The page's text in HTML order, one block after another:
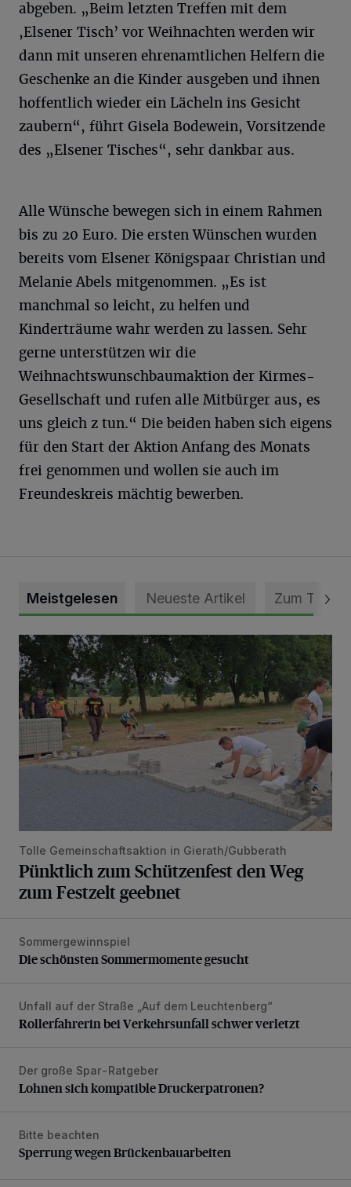
abgeben. „Beim letzten Treffen mit dem
,Elsener Tisch’ vor Weihnachten werden wir
dann mit unseren ehrenamtlichen Helfern die
Geschenke an die Kinder ausgeben und ihnen
hoffentlich wieder ein Lächeln ins Gesicht
zaubern“, führt Gisela Bodewein, Vorsitzende
des „Elsener Tisches“, sehr dankbar aus.
Alle Wünsche bewegen sich in einem Rahmen
bis zu 20 Euro. Die ersten Wünschen wurden
bereits vom Elsener Königspaar Christian und
Melanie Abels mitgenommen. „Es ist
manchmal so leicht, zu helfen und
Kinderträume wahr werden zu lassen. Sehr
gerne unterstützen wir die
Weihnachtswunschbaumaktion der Kirmes-
Gesellschaft und rufen alle Mitbürger aus, es
uns gleich z tun.“ Die beiden haben sich eigens
für den Start der Aktion Anfang des Monats
frei genommen und wollen sie auch im
Freundeskreis mächtig bewerben.
Meistgelesen Neueste Artikel Zum Thema
Pünktlich zum Schützenfest den Weg zum Festzelt
Tolle Gemeinschaftsaktion in Gierath/Gubberath
Pünktlich zum Schützenfest den Weg
zum Festzelt geebnet
Die schönsten Sommermomente gesucht
Sommergewinnspiel
Die schönsten Sommermomente gesucht
Rollerfahrerin bei Verkehrsunfall schwer verletzt
Unfall auf der Straße „Auf dem Leuchtenberg“
Rollerfahrerin bei Verkehrsunfall schwer verletzt
Lohnen sich kompatible Druckerpatronen?
Der große Spar-Ratgeber
Lohnen sich kompatible Druckerpatronen?
Sperrung wegen Brückenbauarbeiten
Bitte beachten
Sperrung wegen Brückenbauarbeiten